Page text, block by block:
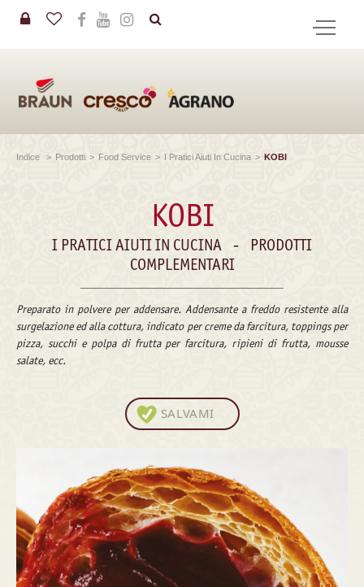
Indice > Prodotti > Food Service > I Pratici Aiuti In Cucina > KOBI
KOBI
I PRATICI AIUTI IN CUCINA -
PRODOTTI
COMPLEMENTARI
Preparato in polvere per addensare. Addensante a freddo resistente alla
surgelazione ed alla cottura, indicato per creme da farcitura, toppings per
pizza, succhi e polpa di frutta per farcitura, ripieni di frutta, mousse
salate, ecc.
SALVAMI